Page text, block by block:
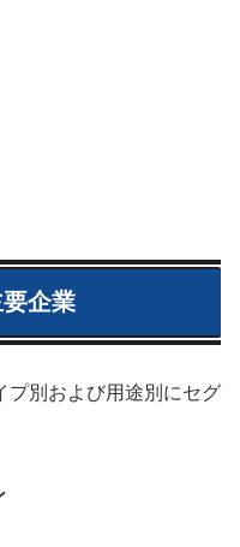
企業
プ別および用途別にセグ